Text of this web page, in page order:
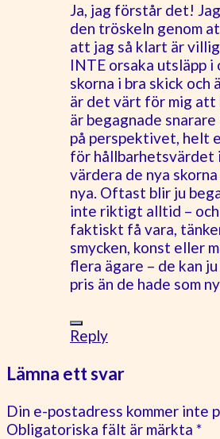
Ja, jag förstår det!
den tröskeln genom
att jag så klart är
INTE orsaka utsläpp i
skorna i bra skick och
är det värt för mig att
är begagnade
på perspektivet, helt
för
värdera de nya
nya. Oftast blir ju
inte riktigt alltid – och
faktiskt få vara,
smycken, konst eller
flera ägare – de kan
pris än de hade som
Reply
Lämna ett svar
Din e-postadress kommer inte
Obligatoriska fält är märkta *